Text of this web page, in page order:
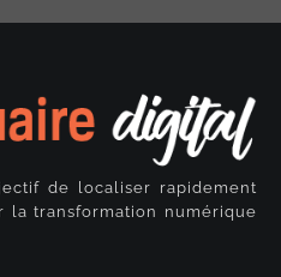
de localiser rapidement
la transformation numérique